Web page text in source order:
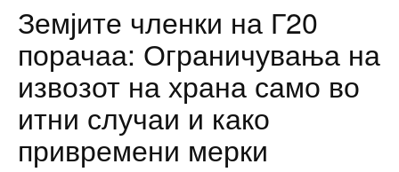
Земјите членки на Г20
порачаа: Ограничувања на
извозот на храна само во
итни случаи и како
привремени мерки